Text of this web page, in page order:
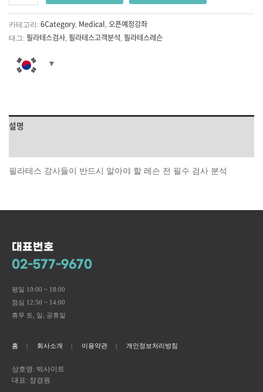
카테고리: 6Category Medical 오픈예정강좌
태그: 필라테스검사 필라테스고객분석 필라테스레슨
설명
필라테스 강사들이 반드시 알아야 할 레슨 전 필수 검사 분석
대표번호
02-577-9670
평일 10:00 ~ 18:00
점심 12:50 ~ 14:00
휴무 토, 일, 공휴일
홈 회사소개 이용약관 개인정보처리방침
상호명: 빅사이트
대표: 장경원